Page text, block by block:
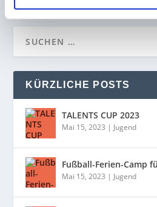
KÜRZLICHE POSTS
TALENTS CUP 2023
Mai 15, 2023 | Jugend
Fußball-Ferien-Camp
Mai 15, 2023 | Jugend